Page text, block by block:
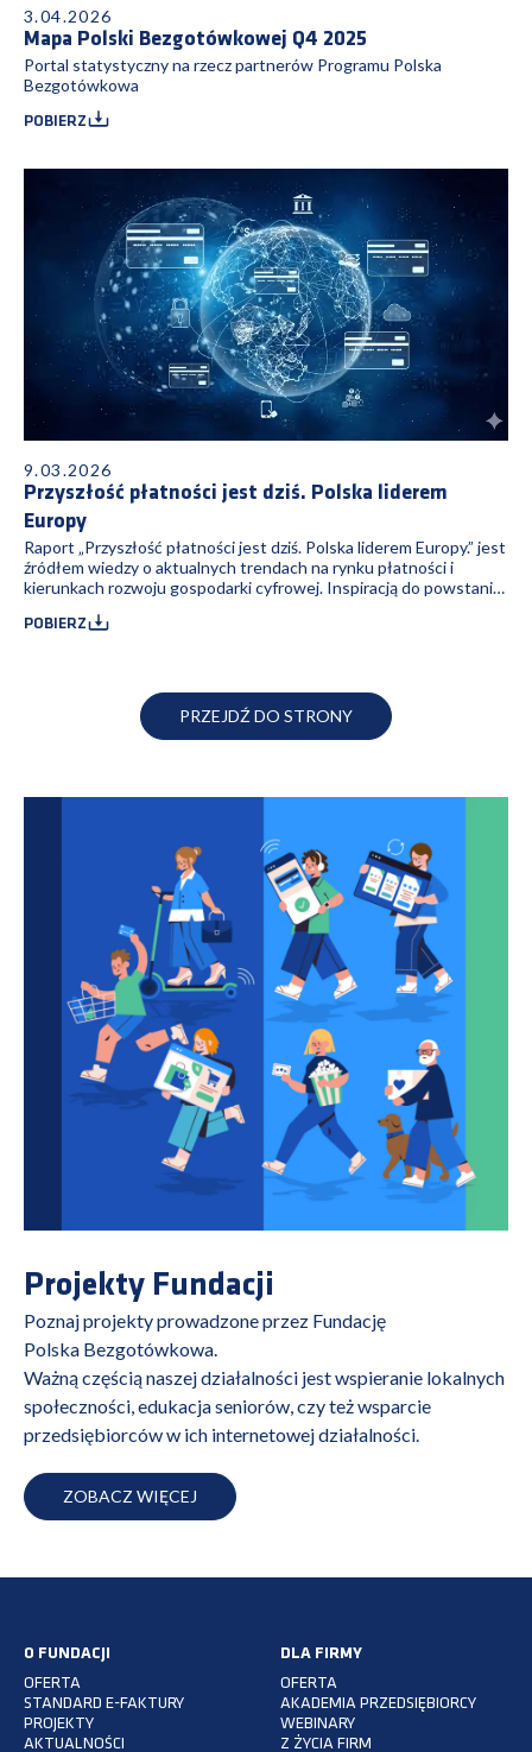
3.04.2026
Mapa Polski Bezgotówkowej Q4 2025
Portal statystyczny na rzecz partnerów Programu Polska
Bezgotówkowa
POBIERZ
9.03.2026
Przyszłość płatności jest dziś. Polska liderem
Europy
Raport „Przyszłość płatności jest dziś. Polska liderem Europy.” jest
źródłem wiedzy o aktualnych trendach na rynku płatności i
kierunkach rozwoju gospodarki cyfrowej. Inspiracją do powstania
W materiale zawarto podsumowanie wniosków i analiz
POBIERZ
PRZEJDŹ DO STRONY
Projekty Fundacji
Poznaj projekty prowadzone przez Fundację
Polska Bezgotówkowa.
Ważną częścią naszej działalności jest wspieranie lokalnych
społeczności, edukacja seniorów, czy też wsparcie
przedsiębiorców w ich internetowej działalności.
ZOBACZ WIĘCEJ
O FUNDACJI
OFERTA
STANDARD E-FAKTURY
PROJEKTY
AKTUALNOŚCI
DLA FIRMY
OFERTA
AKADEMIA PRZEDSIĘBIORCY
WEBINARY
Z ŻYCIA FIRM